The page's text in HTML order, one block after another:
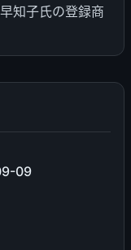
知子氏の登録商
09